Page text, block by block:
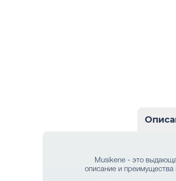
Musikene - это
описание и преимущества